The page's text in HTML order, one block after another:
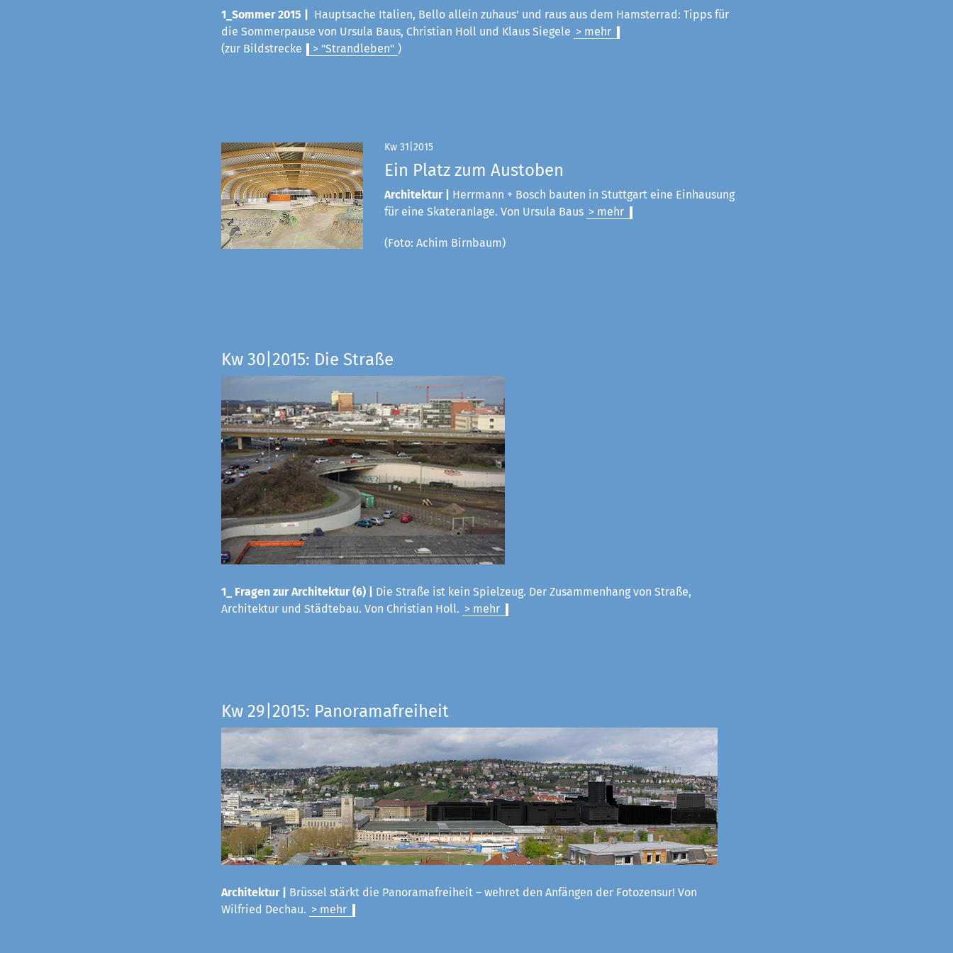
1_Sommer 2015 |
Hauptsache Italien, Bello allein zuhaus' und raus aus dem Hamsterrad: Tipps für
die Sommerpause von Ursula Baus, Christian Holl und Klaus Siegele > mehr
(zur Bildstrecke
> "Strandleben" )
Kw 31|2015
Ein Platz zum Austoben
Architektur |
Herrmann + Bosch bauten in Stuttgart eine Einhausung
für eine Skateranlage. Von Ursula Baus > mehr
(Foto: Achim Birnbaum)
Kw 30|2015: Die Straße
1_ Fragen zur Architektur (6) |
Die Straße ist kein Spielzeug. Der Zusammenhang von Straße,
Architektur und Städtebau. Von Christian Holl. > mehr
Kw 29|2015: Panoramafreiheit
Architektur |
Brüssel stärkt die Panoramafreiheit – wehret den Anfängen der Fotozensur! Von
Wilfried Dechau. > mehr